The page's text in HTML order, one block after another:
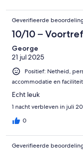
Geverifieerde
10/10 –
George
21 jul 2025
Positief: Netheid,
accommodatie en
Echt leuk
1 nacht verbleven in juli
0
Geverifieerde